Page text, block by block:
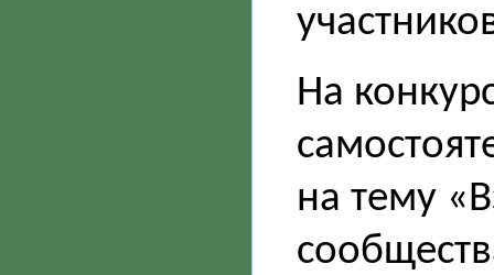
На
на тему